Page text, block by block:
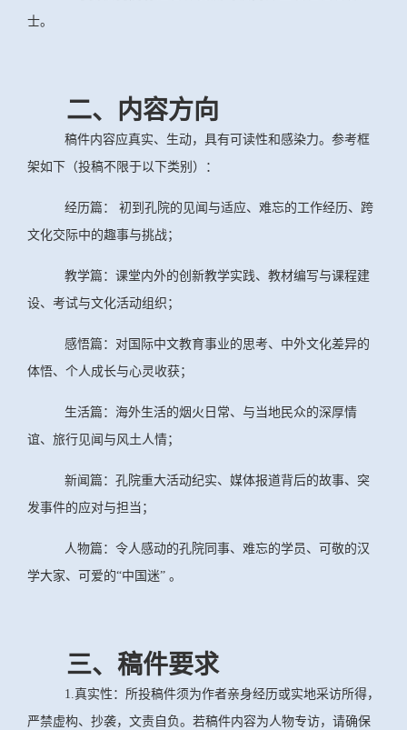
士。
二、内容方向
稿件内容应真实、生动，具有可读性和感染力。参考框
架如下（投稿不限于以下类别）：
经历篇： 初到孔院的见闻与适应、难忘的工作经历、跨
文化交际中的趣事与挑战；
教学篇：课堂内外的创新教学实践、教材编写与课程建
设、考试与文化活动组织；
感悟篇：对国际中文教育事业的思考、中外文化差异的
体悟、个人成长与心灵收获；
生活篇：海外生活的烟火日常、与当地民众的深厚情
谊、旅行见闻与风土人情；
新闻篇：孔院重大活动纪实、媒体报道背后的故事、突
发事件的应对与担当；
人物篇：令人感动的孔院同事、难忘的学员、可敬的汉
学大家、可爱的“中国迷” 。
三、稿件要求
1.真实性：所投稿件须为作者亲身经历或实地采访所得，
严禁虚构、抄袭，文责自负。若稿件内容为人物专访，请确保